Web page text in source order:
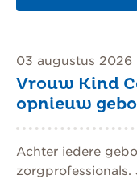
03 augustus 2026
Vrouw Kind
opnieuw
Achter iedere